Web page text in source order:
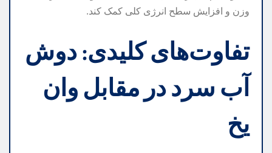
وزن و افزایش سطح انرژی کلی کمک کند.
تفاوت‌های کلیدی: دوش
آب سرد در مقابل وان
یخ